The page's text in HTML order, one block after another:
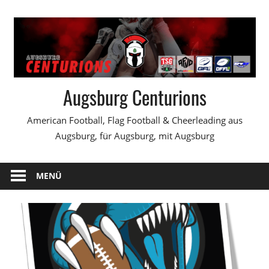
Augsburg Centurions
American Football, Flag Football & Cheerleading aus
Augsburg, für Augsburg, mit Augsburg
MENÜ